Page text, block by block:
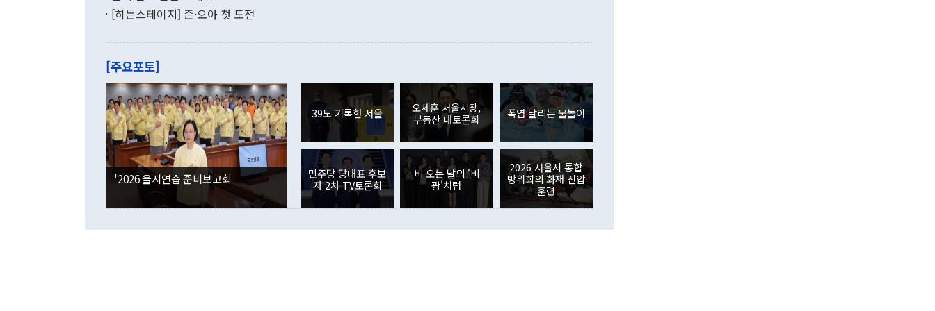
"우리의 선의대로 하는 게 과연 한반도의 평화와 안정에 플러스냐, 결론적
관은 업무보고 사후 브리핑에서 정 장관이 언급한 '4자 회담'에 대해 "이상
이 9월 러시아 블라디보스토크에서 열리는 '동방경제포럼(EEF)'을 언급하
며 "정부 차원에서 (참석을) 검토하고 있다"고 발언한 데 대해서도 조 장관
은 "그것은 외교부의 몫"이라며 "아직 거기까지 진도가 나가지 않았다"고
잘랐다. 정 장관이 이날 소개한 대북 구상과 설명은 정부 내 조율을 거치지
않았다는 점에서 문제가 있다. 특히 주적 표현 대체와 국호 사용, 9·19 군
사합의 복원, 4자회담 추진 등은 통일부 장관이 결정할 사안이 아니어서 월
권이라는 지적이 나오고 있다. 이 대통령은 정 장관의 업무보고를 듣고 난
뒤 "여기 업무보고에 발표했다고 승인난 건 아니다"라고 재차 확인했다. 정
부의 한 소식통은 "정 장관의 발언 내용은 대부분 국가안전보장회의(NSC)
를 거쳐 결정된 사안이 아닌 정 장관의 개인적 생각에 가깝다"며 "안보 관
련 부처 장관이 정부의 공식 정책이 아닌 사안을 추진하겠다고 업무보고를
하고 대통령의 면전에서 '국군통수권자가 나서야 한다'고 주장한 것은 심각
기록했지만 지식재산권사용료수지는 전월 흑자에서 4억4000만달러 적자
로 전환됐다. 본원소득수지는 배당소득을 중심으로 32억7000만달러 흑자
는 배당수입이 늘어난 데다 전월 분기배당에 따른 기저효과로 배당지급이
였던 올해 3월(369억9000만달러)을 넘어선 것이다. 직접투자에서는 내국
인의 해외투자가 80억1000만달러, 외국인의 국내투자가 46억3000만달러
각각 증가했다. 증권투자에서는 외국인의 국내 주식 매도세가 이어졌다. 외
국인의 국내 주식 투자는 차익실현 매도 등의 영향으로 316억1000만달러
감소하며 전월(-310억5000만달러)에 이어 역대 최대 순매도 기록을 다시
경신했다. 외국인의 국내 채권투자는 세계국채지수(WGBI) 자금 유입에도
분기 말 만기도래 영향으로 증가 폭이 줄어든 52억9000만달러를 기록했
다. 내국인의 해외 증권투자는 주식을 중심으로 35억6000만달러 증가했
다. eoyn2@newspim.com
[히든스테이지] 즌·오아 첫 도전
[주요포토]
'2026 을지연습 준비보고회
39도 기록한 서울
오세훈 서울시장,
부동산 대토론회
폭염 날리는 물놀이
민주당 당대표 후보
자 2차 TV토론회
비 오는 날의 '비
광'처럼
2026 서울시 통합
방위회의 화재 진압
훈련